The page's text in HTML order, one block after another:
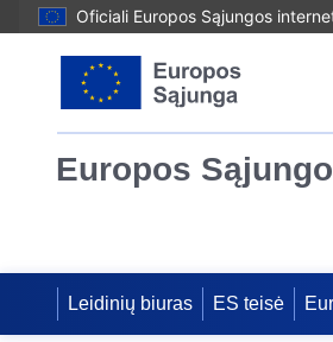
Oficiali Europos Sąjungos
Europos
Leidinių biuras ES teisė